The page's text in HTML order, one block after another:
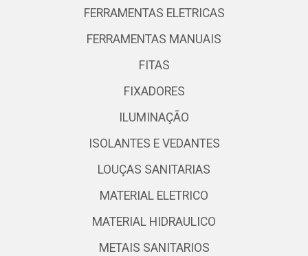
FERRAMENTAS ELETRICAS
FERRAMENTAS MANUAIS
FITAS
FIXADORES
ILUMINAÇÃO
ISOLANTES E VEDANTES
LOUÇAS SANITARIAS
MATERIAL ELETRICO
MATERIAL HIDRAULICO
METAIS SANITARIOS